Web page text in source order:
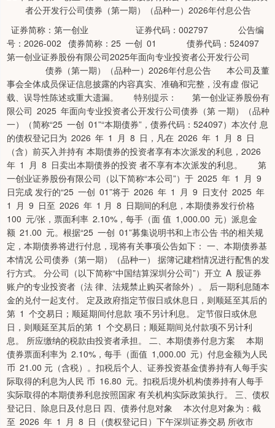
证券简称：第一创业 证券代码：002797 公告编
号：2026-002 债券简称：25 一创 01 债券代码：524097
第一创业证券股份有限公司2025年面向专业投资者公开发行公司
债券（第一期）（品种一）2026年付息公告 本公司及董
事会全体成员保证信息披露的内容真实、准确和完整，没有虚 假记
载、误导性陈述或重大遗漏。 特别提示： 第一创业证券股份有
限公司 2025 年面向专业投资者公开发行公司债券（第 一期）（品种
一）（简称“25 一创 01”“本期债券”，债券代码：524097）本次付 息
的债权登记日为 2026 年 1 月 8 日，凡在 2026 年 1 月 8 日
（含）前买入并持有 本期债券的投资者享有本次派发的利息，2026
年 1 月 8 日卖出本期债券的投资 者不享有本次派发的利息。 第
一创业证券股份有限公司（以下简称“本公司”）于 2025 年 1 月 9
日完成 发行的“25 一创 01”将于 2026 年 1 月 9 日支付 2025 年
1 月 9 日至 2026 年 1 月 8 日期间的利息，本期债券发行价格
100 元/张，票面利率 2.10%，每手（面 值 1,000.00 元）派息金
额 21.00 元。根据“25 一创 01”募集说明书和上市公告 书的相关规
定，本期债券将进行付息，现将有关事项公告如下： 一、本期债券基
本情况 公司债券（第一期）（品种一） 据簿记建档情况进行配售的发
行方式。 分公司（以下简称“中国结算深圳分公司”）开立 A 股证券
账户的专业投资者（法 律、法规禁止购买者除外）。 后一期利息随本
金的兑付一起支付。 定及政府指定节假日或休息日，则顺延至其后的
第 1 个交易日；顺延期间付息款 项不另计利息。 定节假日或休息
日，则顺延至其后的第 1 个交易日；顺延期间兑付款项不另计利
息。 所应缴纳的税款由投资者承担。 二、本期债券付息方案 本期
债券票面利率为 2.10%，每手（面值 1,000.00 元）付息金额为人民
币 21.00 元（含税）。扣税后个人、证券投资基金债券持有人每手实
际取得的利息为人民 币 16.80 元。扣税后境外机构债券持有人每手
实际取得的本期债券利息按照国家 有关机构实际政策执行。 三、债权
登记日、除息日及付息日 四、债券付息对象 本次付息对象为：截
至 2026 年 1 月 8 日（债权登记日）下午深圳证券交易 所收市